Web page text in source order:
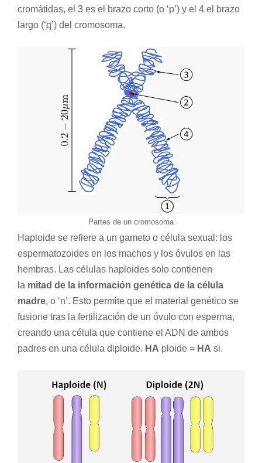
cromátidas, el 3 es el brazo corto (o ‘p’) y el 4 el brazo
largo (‘q’) del cromosoma.
Partes de un cromosoma
Haploide se refiere a un gameto o célula sexual: los
espermatozoides en los machos y los óvulos en las
hembras. Las células haploides solo contienen
la mitad de la información genética de la célula
madre, o ‘n’. Esto permite que el material genético se
fusione tras la fertilización de un óvulo con esperma,
creando una célula que contiene el ADN de ambos
padres en una célula diploide. HA ploide = HA si.